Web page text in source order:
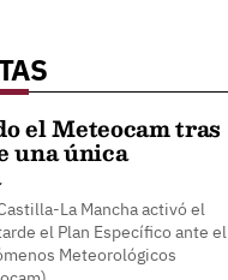
el Meteocam tras
una única
La Mancha activó el
el Plan Específico ante el
Meteorológicos